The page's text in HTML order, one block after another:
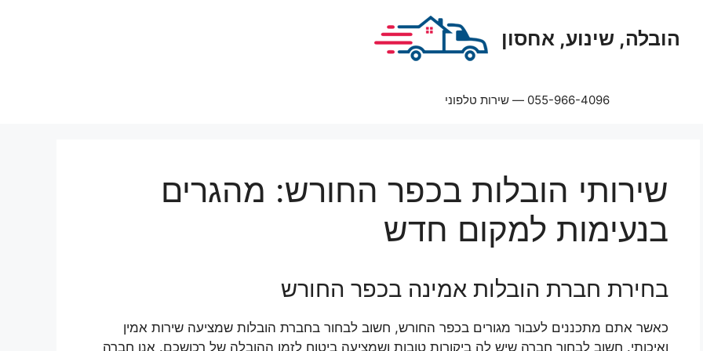
הובלה, שינוע, אחסון
055-966-4096 — שירות טלפוני
שירותי הובלות בכפר החורש: מהגרים
בנעימות למקום חדש
בחירת חברת הובלות אמינה בכפר החורש
כאשר אתם מתכננים לעבור מגורים בכפר החורש, חשוב לבחור בחברת הובלות שמציעה שירות אמין
ואיכותי. חשוב לבחור חברה שיש לה ביקורות טובות ושמציעה ביטוח לזמן ההובלה של רכושכם. אנו חברה